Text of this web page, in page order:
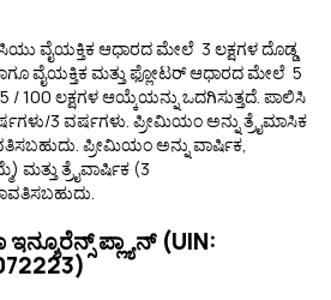
ವೈಯಕ್ತಿಕ ಆಧಾರದ ಮೇಲೆ ₹ 3 ಲಕ್ಷಗಳ ದೊಡ್ಡ
ವೈಯಕ್ತಿಕ ಮತ್ತು ಫ್ಲೋಟರ್ ಆಧಾರದ ಮೇಲೆ ₹ 5
/ 100 ಲಕ್ಷಗಳ ಆಯ್ಕೆಯನ್ನು ಒದಗಿಸುತ್ತದೆ. ಪಾಲಿಸಿ
3 ವರ್ಷಗಳು. ಪ್ರೀಮಿಯಂ ಅನ್ನು ತ್ರೈಮಾಸಿಕ
ಪ್ರೀಮಿಯಂ ಅನ್ನು ವಾರ್ಷಿಕ,
ಮತ್ತು ತ್ರೈವಾರ್ಷಿಕ (3
ಪ್ಲ್ಯಾನ್ (UIN: